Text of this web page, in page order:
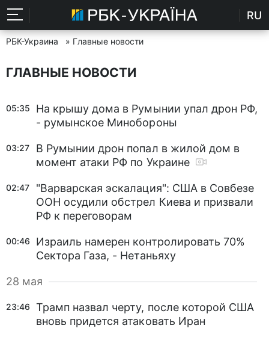
RU
РБК-Украина » Главные новости
ГЛАВНЫЕ НОВОСТИ
05:35
На крышу дома в Румынии упал дрон РФ,
- румынское Минобороны
03:27
В Румынии дрон попал в жилой дом в
момент атаки РФ по Украине
02:47
"Варварская эскалация": США в Совбезе
ООН осудили обстрел Киева и призвали
РФ к переговорам
00:46
Израиль намерен контролировать 70%
Сектора Газа, - Нетаньяху
28 мая
23:46
Трамп назвал черту, после которой США
вновь придется атаковать Иран